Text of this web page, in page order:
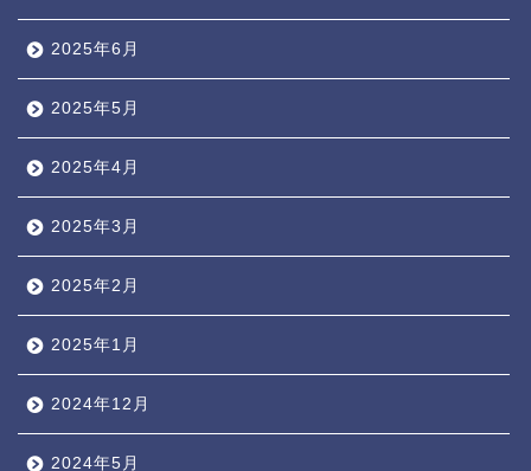
2025年6月
2025年5月
2025年4月
2025年3月
2025年2月
2025年1月
2024年12月
2024年5月